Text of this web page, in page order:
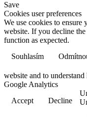
Save
Cookies user preferences
We use cookies to ensure
website. If you decline
function as expected.
Souhlasím
website and to
Google Analytics
Accept
Decline